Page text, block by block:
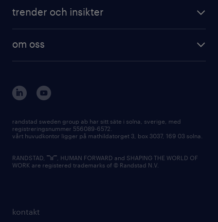
trender och insikter
om oss
kontakt
randstad sweden group ab har sitt säte i solna, sverige, med
registreringsnummer 556089-6572.
vårt huvudkontor ligger på mathildatorget 3, box 3037, 169 03 solna.
RANDSTAD,
, HUMAN FORWARD and SHAPING THE WORLD OF
WORK are registered trademarks of © Randstad N.V.